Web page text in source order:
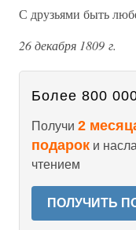
С друзьями быть
26 декабря 1809 г.
Более 800
Получи 2
подарок и
чтением
ПОЛУЧИТЬ